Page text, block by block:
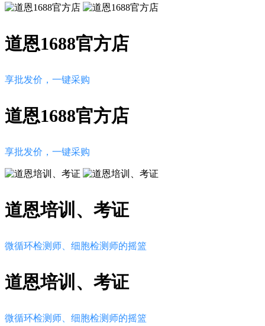
道恩1688官方店
享批发价，一键采购
道恩1688官方店
享批发价，一键采购
道恩培训、考证
微循环检测师、细胞检测师的摇篮
道恩培训、考证
微循环检测师、细胞检测师的摇篮